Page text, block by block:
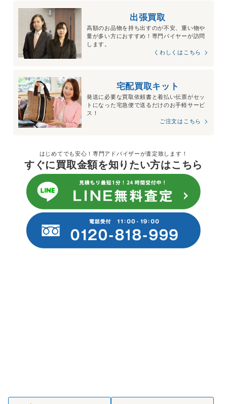
出張買取
高額のお品物を持ち出すのが不安、重い物や
量が多い方におすすめ！専門バイヤーが訪問
します。
くわしくはこちら
宅配買取キット
発送に必要な買取依頼書と着払い伝票がセッ
トになった宅急便で送るだけのお手軽サービ
ス！
ご注文はこちら
はじめてでも安心！専門アドバイザーが査定致します！
すぐに買取金額を知りたい方はこちら